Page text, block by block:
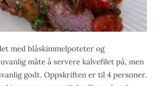
med blåskimmelpoteter og
måte å servere kalvefilet på, men
godt. Oppskriften er til 4 personer.